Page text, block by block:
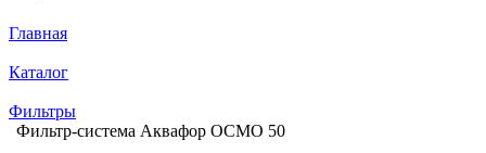
Главная
Каталог
Фильтры
Фильтр-система Аквафор ОСМО 50